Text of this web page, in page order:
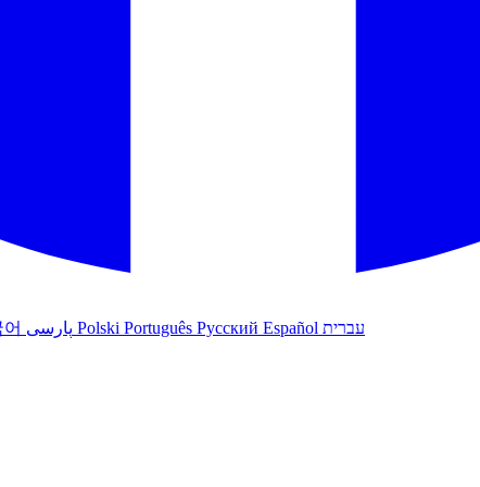
Polski Português Русский Español עברית